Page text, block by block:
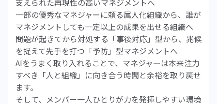
支えられた再現性の高いマネジメントへ
一部の優秀なマネジャーに頼る属人化組織から、誰が
マネジメントしても一定以上の成果を出せる組織へ
問題が起きてから対処する「事後対応」型から、兆候
を捉えて先手を打つ「予防」型マネジメントへ
AIをうまく取り入れることで、マネジャーは本来注力
すべき「人と組織」に向き合う時間と余裕を取り戻せ
ます。
そして、メンバー一人ひとりが力を発揮しやすい環境